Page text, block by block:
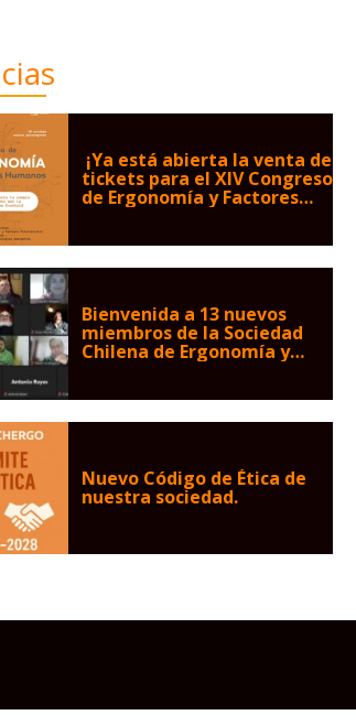
¡Ya está abierta la venta de
tickets para el XIV Congreso
de Ergonomía y Factores
Bienvenida a 13 nuevos
miembros de la Sociedad
Chilena de Ergonomía y
Nuevo Código de Ética de
nuestra sociedad.